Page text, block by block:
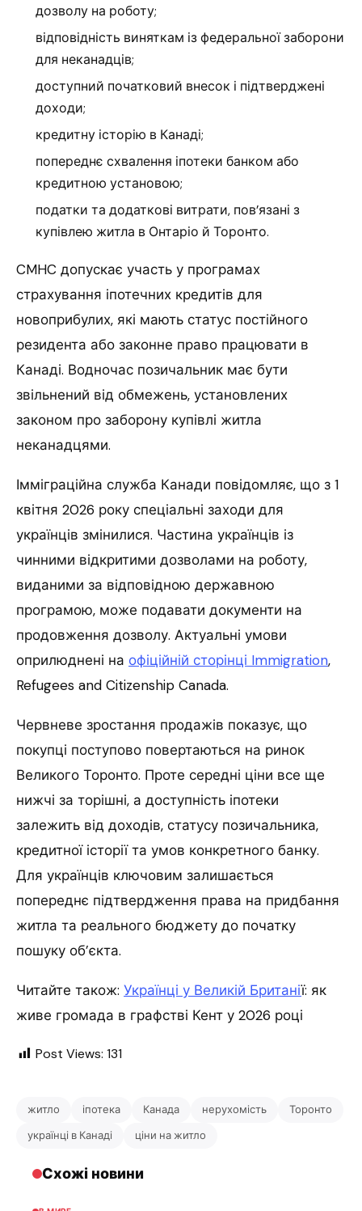
дозволу на роботу;
відповідність виняткам із федеральної заборони
для неканадців;
доступний початковий внесок і підтверджені
доходи;
кредитну історію в Канаді;
попереднє схвалення іпотеки банком або
кредитною установою;
податки та додаткові витрати, пов’язані з
купівлею житла в Онтаріо й Торонто.
CMHC допускає участь у програмах
страхування іпотечних кредитів для
новоприбулих, які мають статус постійного
резидента або законне право працювати в
Канаді. Водночас позичальник має бути
звільнений від обмежень, установлених
законом про заборону купівлі житла
неканадцями.
Імміграційна служба Канади повідомляє, що з 1
квітня 2026 року спеціальні заходи для
українців змінилися. Частина українців із
чинними відкритими дозволами на роботу,
виданими за відповідною державною
програмою, може подавати документи на
продовження дозволу. Актуальні умови
оприлюднені на офіційній сторінці Immigration,
Refugees and Citizenship Canada.
Червневе зростання продажів показує, що
покупці поступово повертаються на ринок
Великого Торонто. Проте середні ціни все ще
нижчі за торішні, а доступність іпотеки
залежить від доходів, статусу позичальника,
кредитної історії та умов конкретного банку.
Для українців ключовим залишається
попереднє підтвердження права на придбання
житла та реального бюджету до початку
пошуку об’єкта.
Читайте також: Українці у Великій Британії: як
живе громада в графстві Кент у 2026 році
Post Views: 131
житло іпотека Канада нерухомість
Торонто
українці в Канаді
ціни на житло
Схожі новини